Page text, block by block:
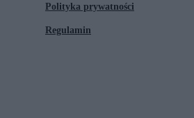
Polityka prywatności
Regulamin